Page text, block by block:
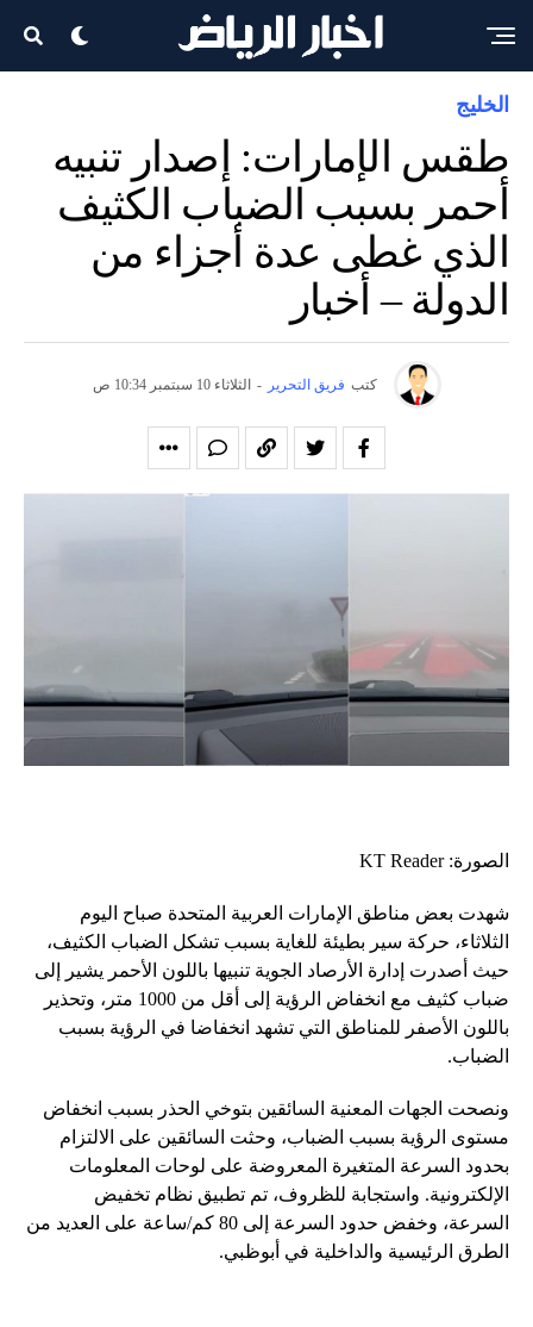
الخليج
طقس الإمارات: إصدار تنبيه
أحمر بسبب الضباب الكثيف
الذي غطى عدة أجزاء من
الدولة – أخبار
كتب فريق التحرير - الثلاثاء 10 سبتمبر 10:34 ص
الصورة: KT Reader
شهدت بعض مناطق الإمارات العربية المتحدة صباح اليوم
الثلاثاء، حركة سير بطيئة للغاية بسبب تشكل الضباب الكثيف،
حيث أصدرت إدارة الأرصاد الجوية تنبيها باللون الأحمر يشير إلى
ضباب كثيف مع انخفاض الرؤية إلى أقل من 1000 متر، وتحذير
باللون الأصفر للمناطق التي تشهد انخفاضا في الرؤية بسبب
الضباب.
ونصحت الجهات المعنية السائقين بتوخي الحذر بسبب انخفاض
مستوى الرؤية بسبب الضباب، وحثت السائقين على الالتزام
بحدود السرعة المتغيرة المعروضة على لوحات المعلومات
الإلكترونية. واستجابة للظروف، تم تطبيق نظام تخفيض
السرعة، وخفض حدود السرعة إلى 80 كم/ساعة على العديد من
الطرق الرئيسية والداخلية في أبوظبي.